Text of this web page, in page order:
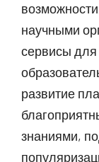
научными
сервисы для
развитие
знаниями,